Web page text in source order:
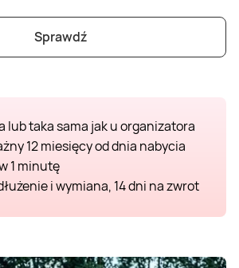
Masaż sportowy
Masaż Shiatsu
Masaż Antycellulitowy
Jazda czołgiem
Pojazdy militarne
Wspinaczka
Tenis
SUP
Sprawdź
lub taka sama jak u organizatora
12 miesięcy od dnia nabycia
1 minutę
i wymiana, 14 dni na zwrot